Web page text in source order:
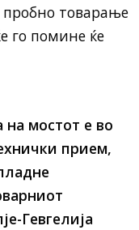
товарање
го помине ќе
на мостот е во
прием,
Гевгелија